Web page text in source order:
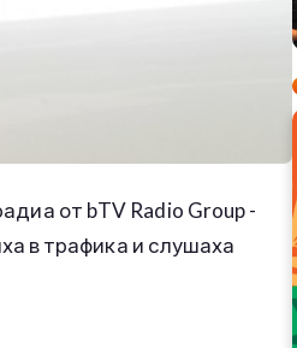
от bTV Radio Group -
в трафика и слушаха